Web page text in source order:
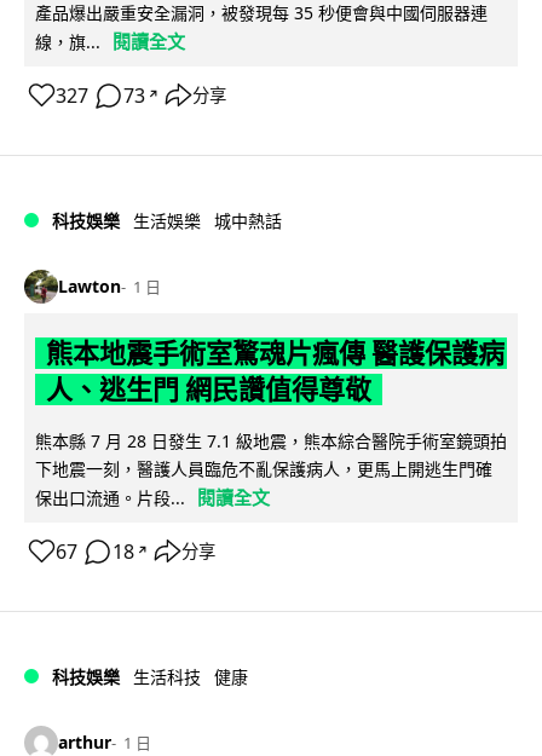
產品爆出嚴重安全漏洞，被發現每 35 秒便會與中國伺服器連
線，旗...
閱讀全文
327 73 ↗ 分享
科技娛樂 生活娛樂 城中熱話
Lawton 1 日
熊本地震手術室驚魂片瘋傳 醫護保護病
人、逃生門 網民讚值得尊敬
熊本縣 7 月 28 日發生 7.1 級地震，熊本綜合醫院手術室鏡頭拍
下地震一刻，醫護人員臨危不亂保護病人，更馬上開逃生門確
保出口流通。片段...
閱讀全文
67 18 ↗ 分享
科技娛樂 生活科技 健康
arthur 1 日